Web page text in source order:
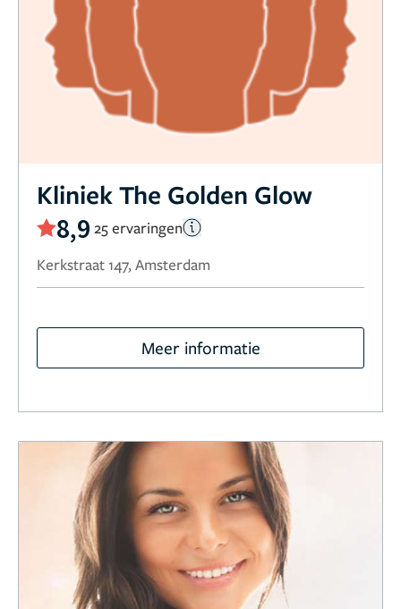
Kliniek The Golden Glow
8,9 25 ervaringen
Kerkstraat 147, Amsterdam
Meer informatie